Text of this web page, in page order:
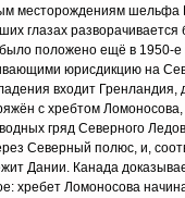
месторождениям шельфа
глазах разворачивается
положено ещё в 1950-е
юрисдикцию на
входит Гренландия,
с хребтом
гряд Северного
Северный полюс, и,
Дании. Канада
хребет Ломоносова